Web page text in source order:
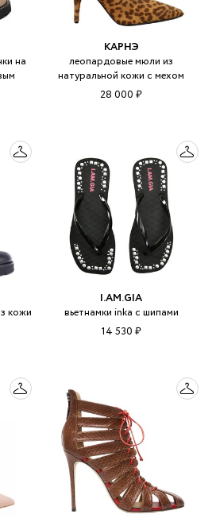
на
КАРНЭ
леопардовые мюли из
натуральной кожи с мехом
28 000 ₽
кожи
I.AM.GIA
вьетнамки inka с шипами
14 530 ₽